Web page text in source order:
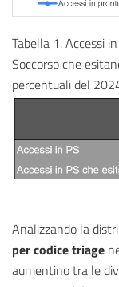
Tabella 1. Accessi
Soccorso che
percentuali del
Analizzando la
per codice triage
aumentino tra le